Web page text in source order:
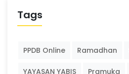
Tags
PPDB Online Ramadhan
YAYASAN YABIS Pramuka